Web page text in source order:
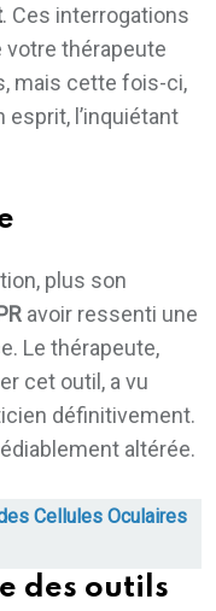
. Ces interrogations
votre thérapeute
mais cette fois-ci,
l’inquiétant
plus son
avoir ressenti une
Le thérapeute,
cet outil, a vu
définitivement.
altérée.
Cellules Oculaires
des outils